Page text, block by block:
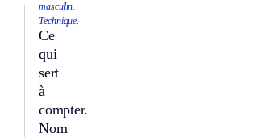
masculin.
Technique.
Ce
qui
sert
à
compter.
Nom